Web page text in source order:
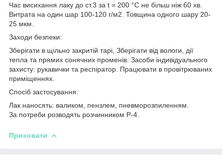
Час висихання лаку до ст.3 за t = 200 °C не більш ніж 60 хв.
Витрата на один шар 100-120 г/м2. Товщина одного шару 20-
25 мкм.
Заходи безпеки:
Зберігати в щільно закритій тарі, Зберігати від вологи, дії
тепла та прямих сонячних променів. Засоби індивідуального
захисту: рукавички та респіратор. Працювати в провітрюваних
приміщеннях.
Спосіб застосування:
Лак наносять: валиком, пензлем, пневморозпиленням.
За потреби розводять розчинником Р-4.
Приховати